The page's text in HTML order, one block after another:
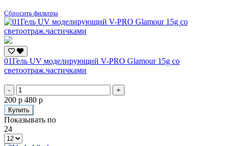
Сбросить фильтры
01Гель UV моделирующий V-PRO Glamour 15g со
светоотраж.частичками
- +
200 р 480 р
Купить
Показывать по
24